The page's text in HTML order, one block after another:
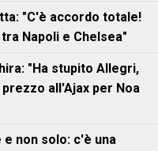
"C'è accordo totale!
Napoli e Chelsea"
"Ha stupito Allegri,
all'Ajax per Noa
e non solo: c'è una